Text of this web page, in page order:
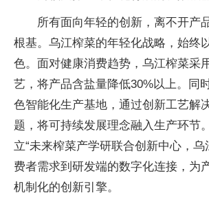
所有面向年轻的创新，离不开产
根基。乌江榨菜的年轻化战略，始终
色。面对健康消费趋势，乌江榨菜采
艺，将产品含盐量降低30%以上。同
色智能化生产基地，通过创新工艺解
题，将可持续发展理念融入生产环节
立“未来榨菜产学研联合创新中心，
费者需求到研发端的数字化连接，为
机制化的创新引擎。